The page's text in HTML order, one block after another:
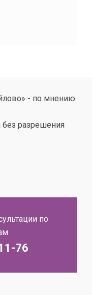
- по мнению
без разрешения
по
76